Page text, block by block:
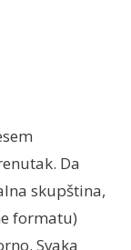
Da
skupština,
formatu)
Svaka